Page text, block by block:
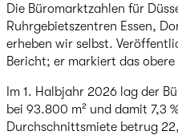
Die Büromarktzahlen für
Ruhrgebietszentren Essen,
erheben wir selbst.
Bericht; er markiert das
Im 1. Halbjahr 2026 lag der
bei 93.800 m² und damit 7,3
Durchschnittsmiete betrug